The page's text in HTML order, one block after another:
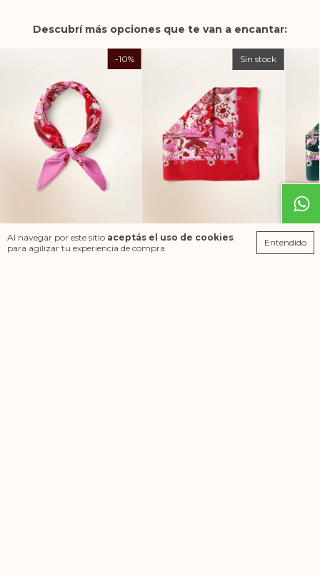
Al navegar por este sitio aceptás el uso de cookies
para agilizar tu experiencia de compra.
Entendido
Descubrí más opciones que te van a encantar:
-10%
Pañuelo Fleur
Fucsia
Sin stock
Pañuelo Fleur Rojo